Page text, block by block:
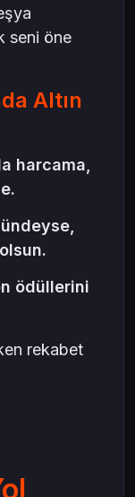
seni öne
Altın
harcama,
ödüllerini
rekabet